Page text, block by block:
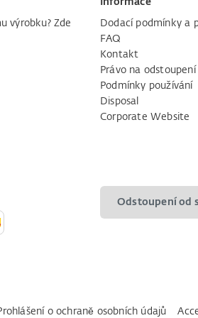
výrobku? Zde
Informace
Dodací podmínky a
FAQ
Kontakt
Právo na
Podmínky používání
Disposal
Corporate Website
Odstoupení od
o ochraně osobních údajů